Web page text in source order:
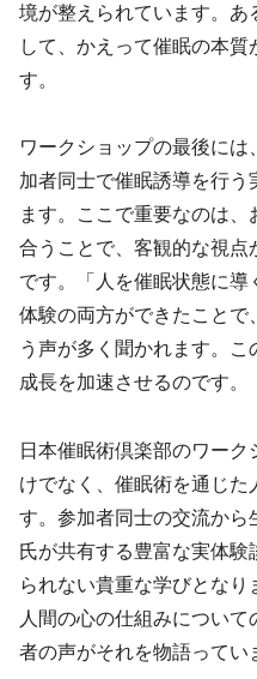
境が整えられています。あ
して、かえって催眠の本質
す。
ワークショップの最後に
加者同士で催眠誘導を行
ます。ここで重要なのは、
合うことで、客観的な視点
です。「人を催眠状態に導
体験の両方ができたことで
う声が多く聞かれます。
成長を加速させるのです。
日本催眠術倶楽部のワー
けでなく、催眠術を通じた
す。参加者同士の交流か
氏が共有する豊富な実体
られない貴重な学びとなり
人間の心の仕組みについ
者の声がそれを物語ってい